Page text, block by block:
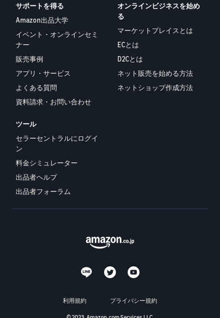
サポートを得る
Amazon出品大学
イベント・オンラインセミ
ナー
販売事例
アプリ・サービス
よくある質問
資料請求・お問い合わせ
オンラインビジネスを始め
る
マーケットプレイスとは
ECとは
D2Cとは
ネット販売を始める方法
ネットショップ作成方法
ツール
セラーセントラルにログイ
ン
料金シミュレーター
出品者ヘルプ
出品者フォーラム
利用規約 プライバシー規約